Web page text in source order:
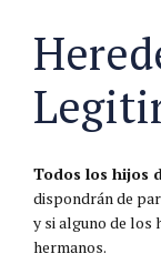
Todos los hijos
dispondrán de
y si alguno de los
hermanos.